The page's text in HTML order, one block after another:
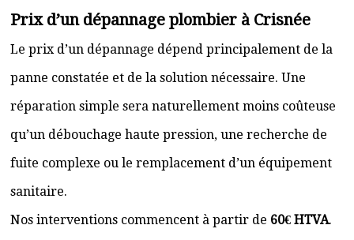
Prix d’un dépannage plombier à Crisnée
Le prix d’un dépannage dépend principalement de la
panne constatée et de la solution nécessaire. Une
réparation simple sera naturellement moins coûteuse
qu’un débouchage haute pression, une recherche de
fuite complexe ou le remplacement d’un équipement
sanitaire.
Nos interventions commencent à partir de 60€ HTVA.